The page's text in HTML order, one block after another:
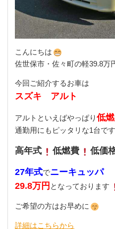
こんにちは
佐世保市・佐々町の軽39.8万
今回ご紹介するお車は
スズキ アルト
アルトといえばやっぱり低
通勤用にもピッタリな1台です
高年式 低燃費 低価
27年式でニーキュッパ
29.8万円 となっております
ご希望の方はお早めに
詳細はこちらから